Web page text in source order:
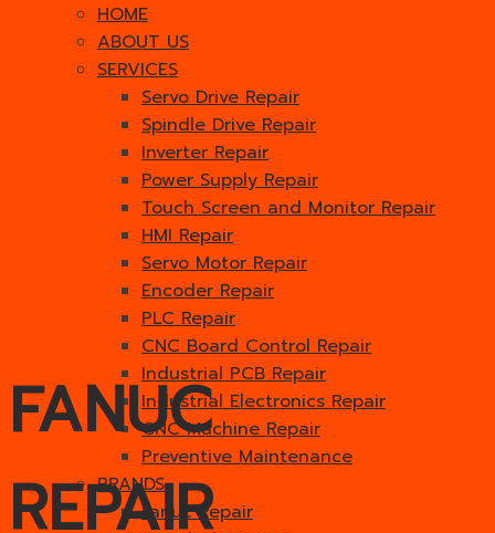
HOME
ABOUT US
SERVICES
Servo Drive Repair
Spindle Drive Repair
Inverter Repair
Power Supply Repair
Touch Screen and Monitor Repair
HMI Repair
Servo Motor Repair
Encoder Repair
PLC Repair
CNC Board Control Repair
Industrial PCB Repair
Industrial Electronics Repair
CNC Machine Repair
Preventive Maintenance
BRANDS
Fanuc Repair
FANUC
REPAIR